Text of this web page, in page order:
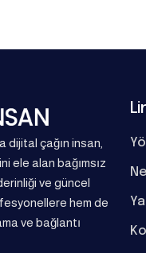
dijital çağın insan,
ele alan bağımsız
ve güncel
hem de
ve bağlantı